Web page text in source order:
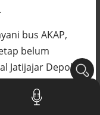
bus AKAP,
belum
Jatijajar Depok
kembali
Ahok terealisasi
isu PT GKP,
proses